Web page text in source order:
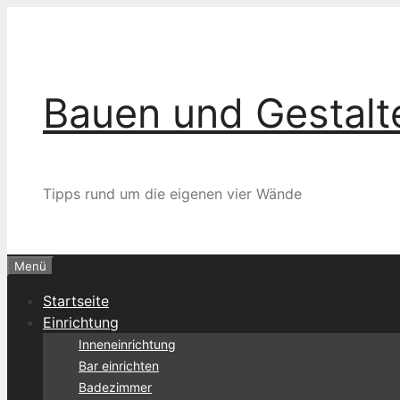
Bauen und
Tipps rund um die eigenen vier Wände
Menü
Startseite
Einrichtung
Inneneinrichtung
Bar einrichten
Badezimmer